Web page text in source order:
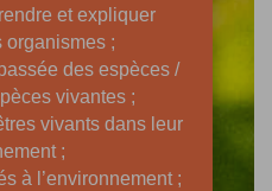
et expliquer
organismes ;
des espèces /
vivantes ;
vivants dans leur
;
à l’environnement ;